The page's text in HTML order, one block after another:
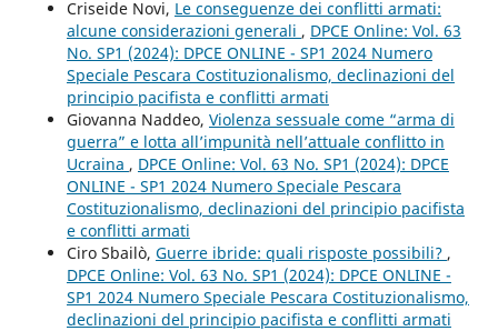
Criseide Novi, Le conseguenze dei conflitti armati:
alcune considerazioni generali , DPCE Online: Vol. 63
No. SP1 (2024): DPCE ONLINE - SP1 2024 Numero
Speciale Pescara Costituzionalismo, declinazioni del
principio pacifista e conflitti armati
Giovanna Naddeo, Violenza sessuale come “arma di
guerra” e lotta all’impunità nell’attuale conflitto in
Ucraina , DPCE Online: Vol. 63 No. SP1 (2024): DPCE
ONLINE - SP1 2024 Numero Speciale Pescara
Costituzionalismo, declinazioni del principio pacifista
e conflitti armati
Ciro Sbailò, Guerre ibride: quali risposte possibili? ,
DPCE Online: Vol. 63 No. SP1 (2024): DPCE ONLINE -
SP1 2024 Numero Speciale Pescara Costituzionalismo,
declinazioni del principio pacifista e conflitti armati